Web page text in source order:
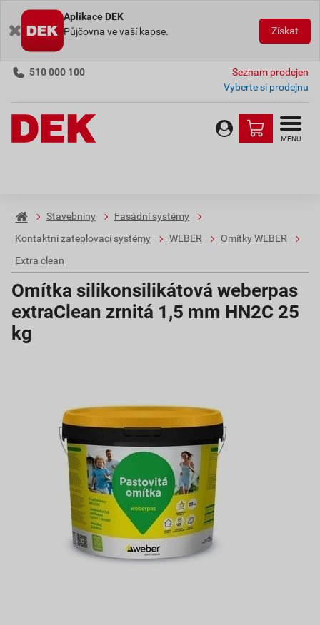
Aplikace DEK
Půjčovna ve vaší kapse.
Získat
510 000 100
Seznam prodejen
Vyberte si prodejnu
MENU
Stavebniny
Fasádní systémy
Kontaktní zateplovací systémy
WEBER
Omítky WEBER
Extra clean
Omítka silikonsilikátová weberpas
extraClean zrnitá 1,5 mm HN2C 25
kg